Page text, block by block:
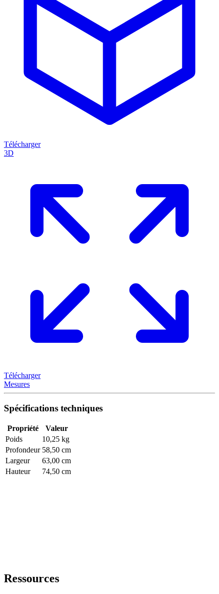
Télécharger
3D
Télécharger
Mesures
Spécifications techniques
Propriété
Valeur
Poids
10,25 kg
Profondeur 58,50 cm
Largeur
63,00 cm
Hauteur
74,50 cm
Ressources